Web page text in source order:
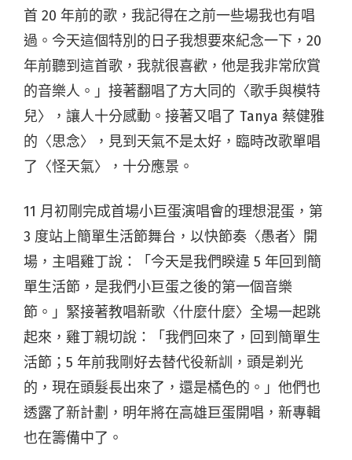
首 20 年前的歌，我記得在之前一些場我也有唱
過。今天這個特別的日子我想要來紀念一下，20
年前聽到這首歌，我就很喜歡，他是我非常欣賞
的音樂人。」接著翻唱了方大同的〈歌手與模特
兒〉，讓人十分感動。接著又唱了 Tanya 蔡健雅
的〈思念〉，見到天氣不是太好，臨時改歌單唱
了〈怪天氣〉，十分應景。
11 月初剛完成首場小巨蛋演唱會的理想混蛋，第
3 度站上簡單生活節舞台，以快節奏〈愚者〉開
場，主唱雞丁說：「今天是我們睽違 5 年回到簡
單生活節，是我們小巨蛋之後的第一個音樂
節。」緊接著教唱新歌〈什麼什麼〉全場一起跳
起來，雞丁親切說：「我們回來了，回到簡單生
活節；5 年前我剛好去替代役新訓，頭是剃光
的，現在頭髮長出來了，還是橘色的。」他們也
透露了新計劃，明年將在高雄巨蛋開唱，新專輯
也在籌備中了。